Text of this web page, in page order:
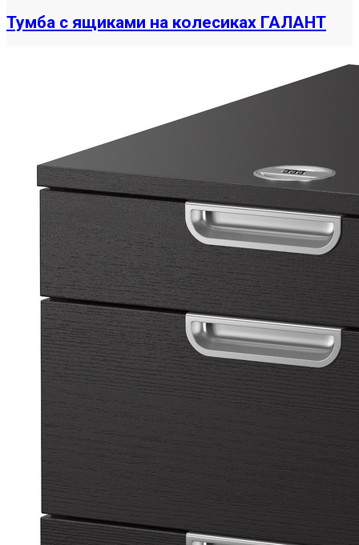
Тумба с ящиками на колесиках ГАЛАНТ